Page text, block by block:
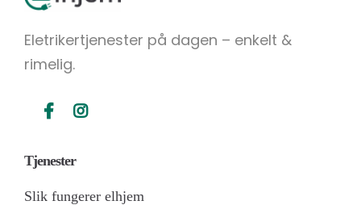
Eletrikertjenester på dagen – enkelt &
rimelig.
Tjenester
Slik fungerer elhjem